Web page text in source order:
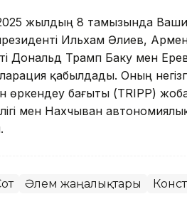
жылдың 8 тамызында
Ильхам Әлиев,
Дональд Трамп Баку мен
қабылдады. Оның
өркендеу бағыты (TRIPP)
мен Нахчыван
Әлем жаңалықтары